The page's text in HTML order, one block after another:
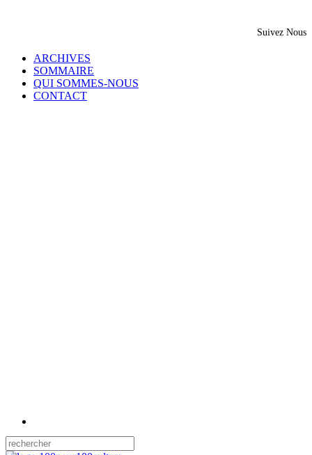
Suivez Nous
ARCHIVES
SOMMAIRE
QUI SOMMES-NOUS
CONTACT